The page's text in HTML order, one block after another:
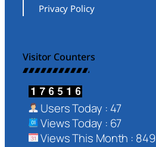
Privacy Policy
Visitor Counters
Users Today : 47
Views Today : 67
Views This Month : 849